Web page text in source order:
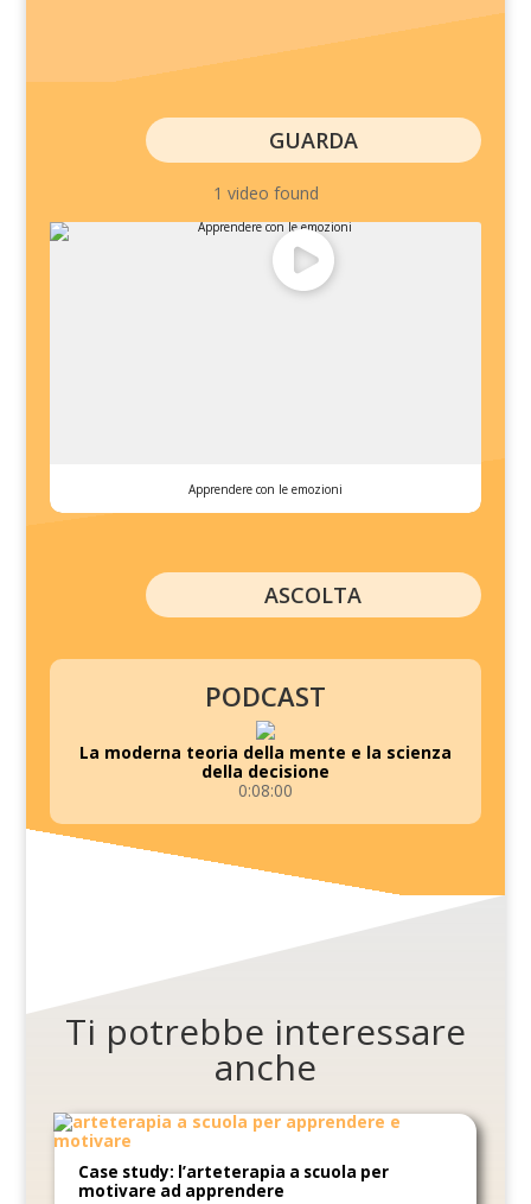
GUARDA
1 video found
Apprendere con le emozioni
ASCOLTA
PODCAST
La moderna teoria della mente e la scienza
della decisione
0:08:00
Ti potrebbe interessare
anche
Case study: l’arteterapia a scuola per
motivare ad apprendere